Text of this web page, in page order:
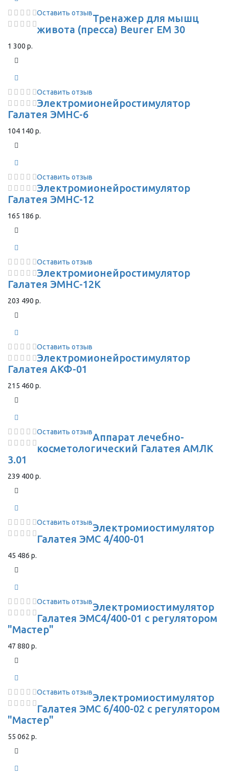
Оставить отзывТренажер для мышц
живота (пресса) Beurer EM 30
1 300 р.
Оставить отзыв
Электромионейростимулятор
Галатея ЭМНС-6
104 140 р.
Оставить отзыв
Электромионейростимулятор
Галатея ЭМНС-12
165 186 р.
Оставить отзыв
Электромионейростимулятор
Галатея ЭМНС-12К
203 490 р.
Оставить отзыв
Электромионейростимулятор
Галатея АКФ-01
215 460 р.
Оставить отзывАппарат лечебно-
косметологический Галатея АМЛК
3.01
239 400 р.
Оставить отзывЭлектромиостимулятор
Галатея ЭМС 4/400-01
45 486 р.
Оставить отзывЭлектромиостимулятор
Галатея ЭМС4/400-01 с регулятором
"Мастер"
47 880 р.
Оставить отзывЭлектромиостимулятор
Галатея ЭМС 6/400-02 с регулятором
"Мастер"
55 062 р.